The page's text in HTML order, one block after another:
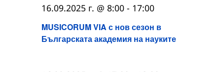
MUSICORUM VIA с нов сезон в
Българската академия на науките
16.09.2025 г. @ 8:00 - 17:00